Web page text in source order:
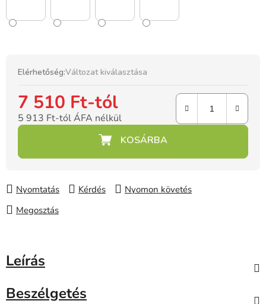
Elérhetőség:Változat kiválasztása
7 510 Ft-tól
5 913 Ft-tól ÁFA nélkül
Nyomtatás Kérdés
Nyomon követés
Megosztás
Leírás
Beszélgetés